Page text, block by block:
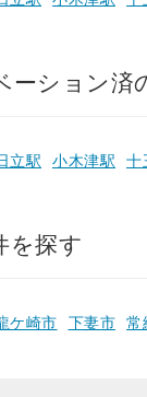
ーション済
立駅 小木津駅 十
を探す
ケ崎市 下妻市 常